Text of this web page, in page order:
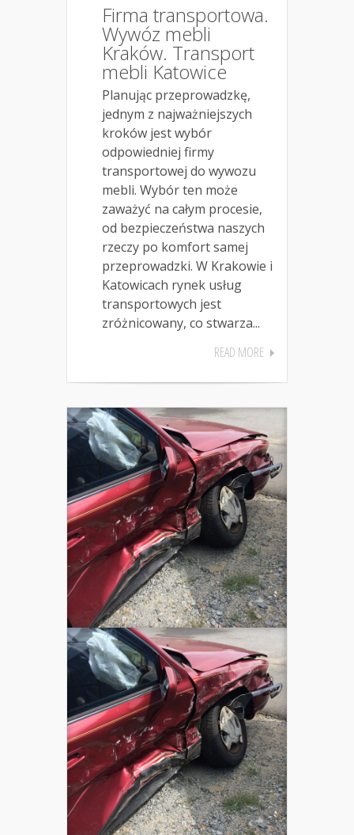
Firma transportowa.
Wywóz mebli
Kraków. Transport
mebli Katowice
Planując przeprowadzkę,
jednym z najważniejszych
kroków jest wybór
odpowiedniej firmy
transportowej do wywozu
mebli. Wybór ten może
zaważyć na całym procesie,
od bezpieczeństwa naszych
rzeczy po komfort samej
przeprowadzki. W Krakowie i
Katowicach rynek usług
transportowych jest
zróżnicowany, co stwarza...
READ MORE